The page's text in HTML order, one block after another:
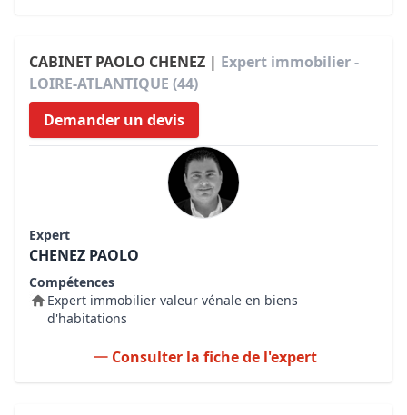
CABINET PAOLO CHENEZ | Expert immobilier -
LOIRE-ATLANTIQUE (44)
Demander un devis
Expert
CHENEZ PAOLO
Compétences
Expert immobilier valeur vénale en biens
d'habitations
Consulter la fiche de l'expert